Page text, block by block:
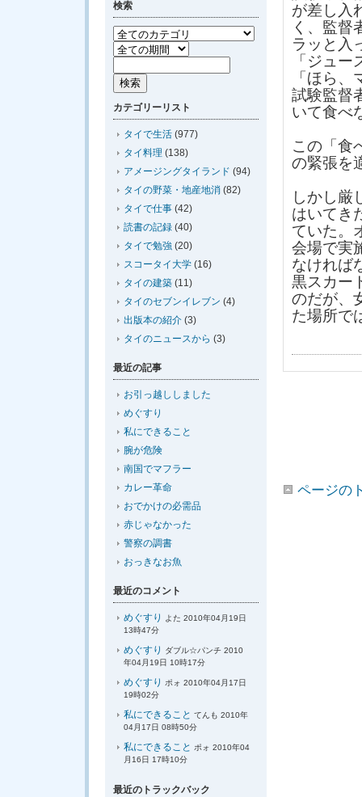
が差し入
く、監督
ラッと入
「ジュー
「ほら
試験監督
いて食べ
この「食
の緊張を
しかし厳
はいてき
ていた。
会場で実
なければ
黒スカー
のだが、
た場所で
ページの
検索
カテゴリーリスト
タイで生活 (977)
タイ料理 (138)
アメージングタイランド (94)
タイの野菜・地産地消 (82)
タイで仕事 (42)
読書の記録 (40)
タイで勉強 (20)
スコータイ大学 (16)
タイの建築 (11)
タイのセブンイレブン (4)
出版本の紹介 (3)
タイのニュースから (3)
最近の記事
お引っ越ししました
めぐすり
私にできること
腕が危険
南国でマフラー
カレー革命
おでかけの必需品
赤じゃなかった
警察の調書
おっきなお魚
最近のコメント
めぐすり よた 2010年04月19日
13時47分
めぐすり
ダブル☆パンチ 2010
年04月19日 10時17分
めぐすり
ポォ 2010年04月17日
19時02分
私にできること てんも 2010年
04月17日 08時50分
私にできること ポォ 2010年04
月16日 17時10分
最近のトラックバック